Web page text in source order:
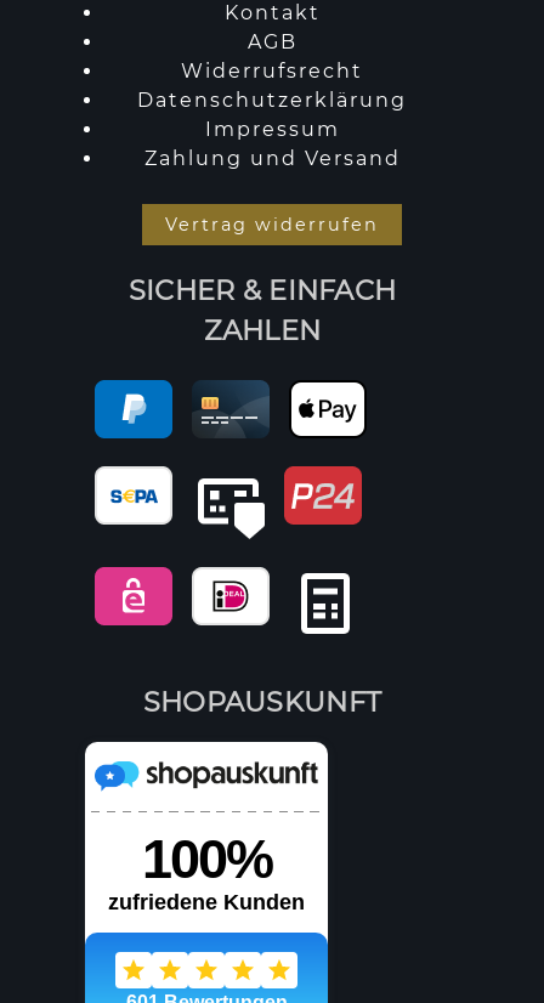
Kontakt
AGB
Widerrufsrecht
Datenschutzerklärung
Impressum
Zahlung und Versand
Vertrag widerrufen
SICHER & EINFACH
ZAHLEN
SHOPAUSKUNFT